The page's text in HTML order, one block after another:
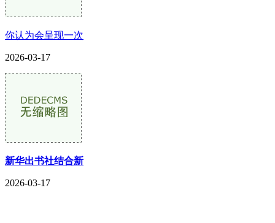
你认为会呈现一次
2026-03-17
新华出书社结合新
2026-03-17